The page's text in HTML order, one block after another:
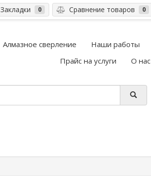
Закладки 0 Сравнение товаров 0
Алмазное сверление Наши работы
Прайс на услуги
О нас